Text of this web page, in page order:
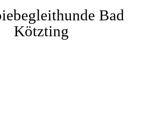
Bad
Kötzting